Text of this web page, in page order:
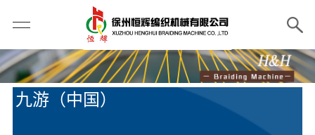
九游（中国）